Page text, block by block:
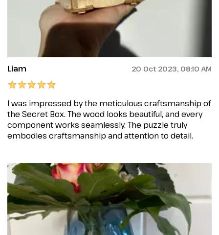
Liam 20 Oct 2023, 08:10 AM
I was impressed by the meticulous craftsmanship of
the Secret Box. The wood looks beautiful, and every
component works seamlessly. The puzzle truly
embodies craftsmanship and attention to detail.